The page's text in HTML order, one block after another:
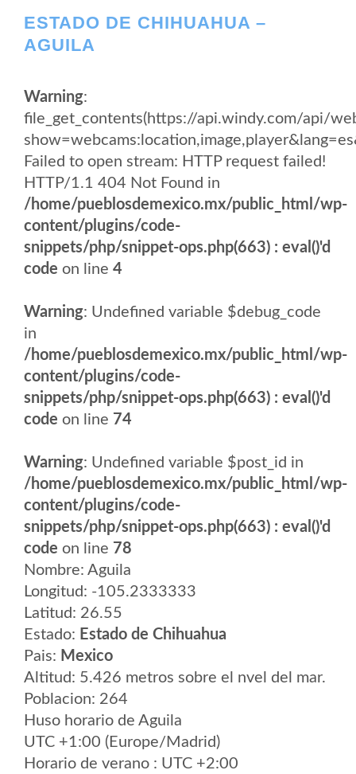
ESTADO DE CHIHUAHUA –
AGUILA
Warning:
file_get_contents(https://api.windy.com/api/
Failed to open stream: HTTP request failed!
HTTP/1.1 404 Not Found in
/home/pueblosdemexico.mx/public_html/wp-
content/plugins/code-
snippets/php/snippet-ops.php(663) : eval()'d
code on line 4
Warning: Undefined variable $debug_code
in
/home/pueblosdemexico.mx/public_html/wp-
content/plugins/code-
snippets/php/snippet-ops.php(663) : eval()'d
code on line 74
Warning: Undefined variable $post_id in
/home/pueblosdemexico.mx/public_html/wp-
content/plugins/code-
snippets/php/snippet-ops.php(663) : eval()'d
code on line 78
Nombre: Aguila
Longitud: -105.2333333
Latitud: 26.55
Estado: Estado de Chihuahua
Pais: Mexico
Altitud: 5.426 metros sobre el nvel del mar.
Poblacion: 264
Huso horario de Aguila
UTC +1:00 (Europe/Madrid)
Horario de verano : UTC +2:00